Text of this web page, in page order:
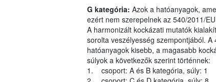
G kategória: Azok a hatóanyagok,
ezért nem szerepelnek az 540/2011/
A harmonizált kockázati mutatók
sorolta veszélyesség szempontjából.
hatóanyagok kisebb, a magasabb
súlyok a következők szerint történnek:
1. csoport: A és B kategória, súly: 1